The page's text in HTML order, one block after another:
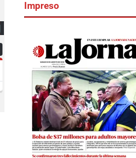
Impreso